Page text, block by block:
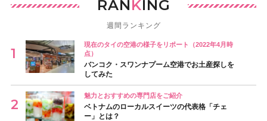
RANKING
週間ランキング
現在のタイの空港の様子をリポート（2022年4月時
点）
バンコク・スワンナプーム空港でお土産探しを
してみた
魅力とおすすめの専門店をご紹介
ベトナムのローカルスイーツの代表格「チェ
ー」とは？